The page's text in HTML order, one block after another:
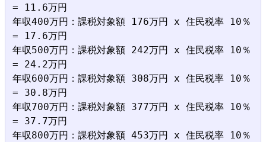
= 11.6万円
年収400万円：課税対象額 176万円 x 住民税率 10％
= 17.6万円
年収500万円：課税対象額 242万円 x 住民税率 10％
= 24.2万円
年収600万円：課税対象額 308万円 x 住民税率 10％
= 30.8万円
年収700万円：課税対象額 377万円 x 住民税率 10％
= 37.7万円
年収800万円：課税対象額 453万円 x 住民税率 10％